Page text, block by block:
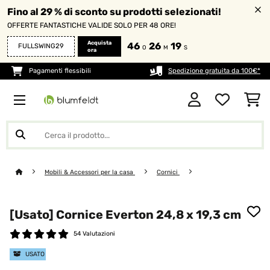
Fino al 29 % di sconto su prodotti selezionati!
OFFERTE FANTASTICHE VALIDE SOLO PER 48 ORE!
FULLSWING29
Acquista
ora
46 O 26 M 17 S
Pagamenti flessibili Spedizione gratuita da 100€*
Mobili & Accessori per la casa Cornici
[Usato] Cornice Everton 24,8 x 19,3 cm
54 Valutazioni
USATO